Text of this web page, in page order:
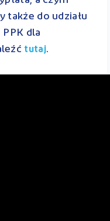
także do udziału
dla
tutaj.